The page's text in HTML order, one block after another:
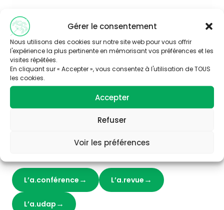
Gérer le consentement
Nous utilisons des cookies sur notre site web pour vous offrir
l'expérience la plus pertinente en mémorisant vos préférences et les
visites répétées.
En cliquant sur « Accepter », vous consentez à l'utilisation de TOUS
les cookies.
Accepter
Refuser
Voir les préférences
matière vitale, bien commun fragile
L’a.conférence L’a.revue
L’a.udap